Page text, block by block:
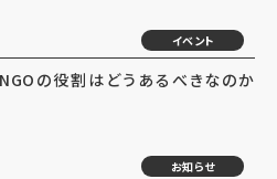
イベント
の役割はどうあるべきなのか
お知らせ